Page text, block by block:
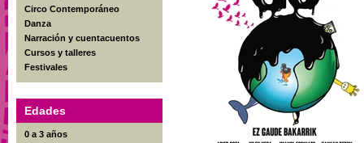
Circo Contemporáneo
Danza
Narración y cuentacuentos
Cursos y talleres
Festivales
Edades
0 a 3 años